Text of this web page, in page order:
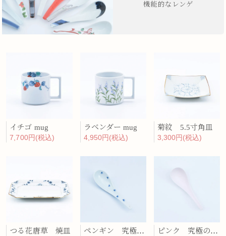
機能的なレンゲ
イチゴ mug
7,700円(税込)
ラベンダー mug
4,950円(税込)
菊紋 5.5寸角皿
3,300円(税込)
つる花唐草 焼皿
ペンギン 究極のレンゲ
ピンク 究極のレンゲ